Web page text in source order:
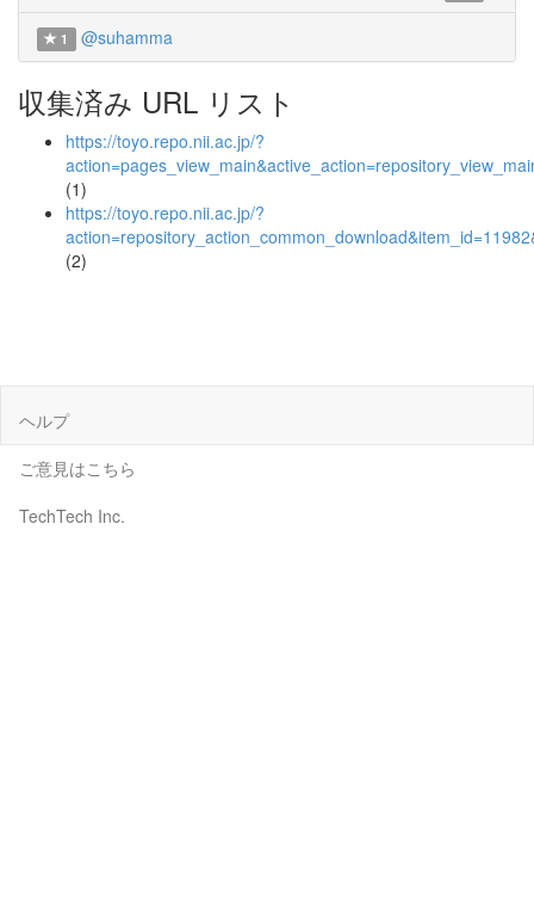
1 @suhamma
収集済み URL リスト
https://toyo.repo.nii.ac.jp/?
(1)
https://toyo.repo.nii.ac.jp/?
(2)
ヘルプ
ご意見はこちら
TechTech Inc.